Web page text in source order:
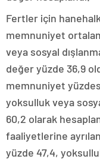
Fertler için
memnuniyet
veya sosyal
değer yüzde 36,9
memnuniyet
yoksulluk veya
60,2 olarak
faaliyetlerine
yüzde 47,4,